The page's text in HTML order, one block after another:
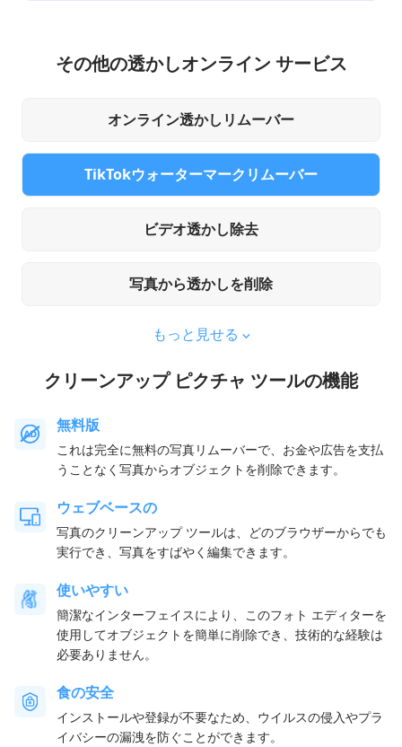
その他の透かしオンライン サービス
オンライン透かしリムーバー
TikTokウォーターマークリムーバー
ビデオ透かし除去
写真から透かしを削除
もっと見せる
クリーンアップ ピクチャ ツールの機能
無料版
これは完全に無料の写真リムーバーで、お金や広告を支払
うことなく写真からオブジェクトを削除できます。
ウェブベースの
写真のクリーンアップ ツールは、どのブラウザーからでも
実行でき、写真をすばやく編集できます。
使いやすい
簡潔なインターフェイスにより、このフォト エディターを
使用してオブジェクトを簡単に削除でき、技術的な経験は
必要ありません。
食の安全
インストールや登録が不要なため、ウイルスの侵入やプラ
イバシーの漏洩を防ぐことができます。